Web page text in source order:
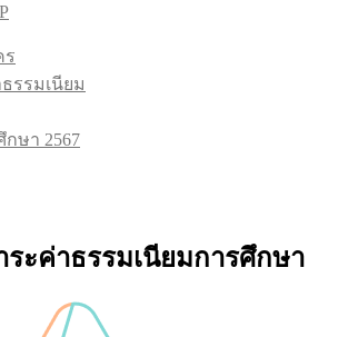
ร
รรมเนียม
ษา 2567
ะค่าธรรมเนียมการศึกษา